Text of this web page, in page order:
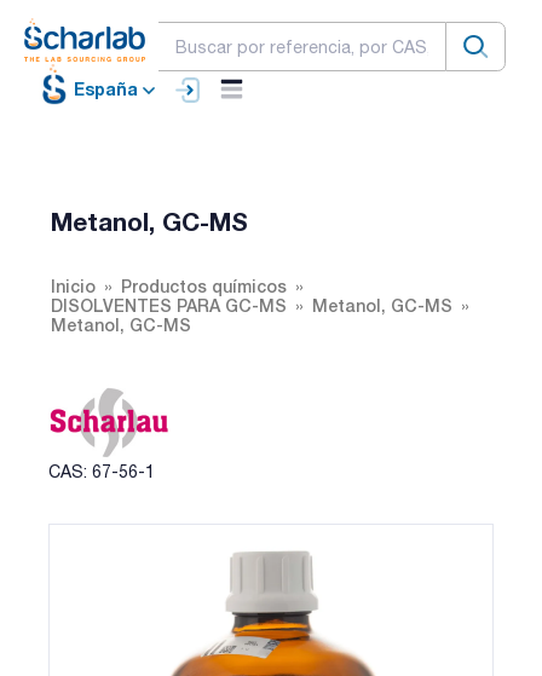
España
Metanol, GC-MS
Inicio
Productos químicos
DISOLVENTES PARA GC-MS
Metanol, GC-MS
Metanol, GC-MS
CAS: 67-56-1